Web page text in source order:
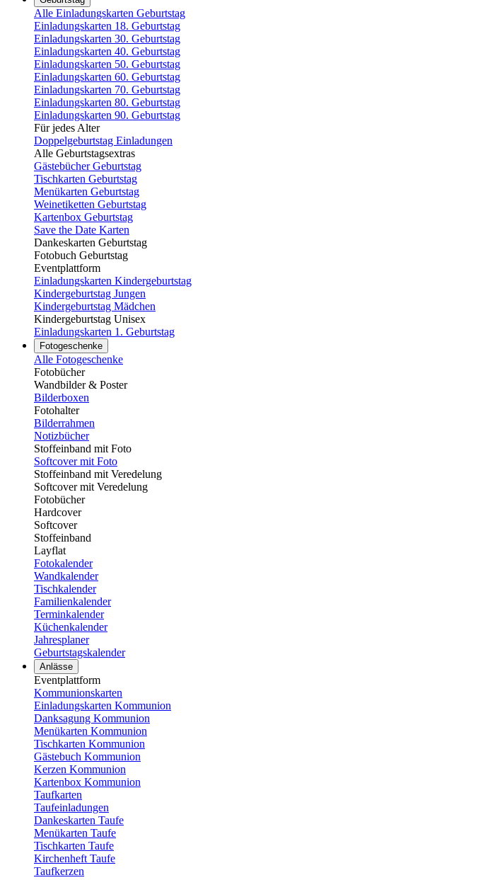
Alle Einladungskarten Geburtstag
Einladungskarten 18. Geburtstag
Einladungskarten 30. Geburtstag
Einladungskarten 40. Geburtstag
Einladungskarten 50. Geburtstag
Einladungskarten 60. Geburtstag
Einladungskarten 70. Geburtstag
Einladungskarten 80. Geburtstag
Einladungskarten 90. Geburtstag
Für jedes Alter
Doppelgeburtstag Einladungen
Alle Geburtstagsextras
Gästebücher Geburtstag
Tischkarten Geburtstag
Menükarten Geburtstag
Weinetiketten Geburtstag
Kartenbox Geburtstag
Save the Date Karten
Dankeskarten Geburtstag
Fotobuch Geburtstag
Eventplattform
Einladungskarten Kindergeburtstag
Kindergeburtstag Jungen
Kindergeburtstag Mädchen
Kindergeburtstag Unisex
Einladungskarten 1. Geburtstag
Fotogeschenke
Alle Fotogeschenke
Fotobücher
Wandbilder & Poster
Bilderboxen
Fotohalter
Bilderrahmen
Notizbücher
Stoffeinband mit Foto
Softcover mit Foto
Stoffeinband mit Veredelung
Softcover mit Veredelung
Fotobücher
Hardcover
Softcover
Stoffeinband
Layflat
Fotokalender
Wandkalender
Tischkalender
Familienkalender
Terminkalender
Küchenkalender
Jahresplaner
Geburtstagskalender
Anlässe
Eventplattform
Kommunionskarten
Einladungskarten Kommunion
Danksagung Kommunion
Menükarten Kommunion
Tischkarten Kommunion
Gästebuch Kommunion
Kerzen Kommunion
Kartenbox Kommunion
Taufkarten
Taufeinladungen
Dankeskarten Taufe
Menükarten Taufe
Tischkarten Taufe
Kirchenheft Taufe
Taufkerzen